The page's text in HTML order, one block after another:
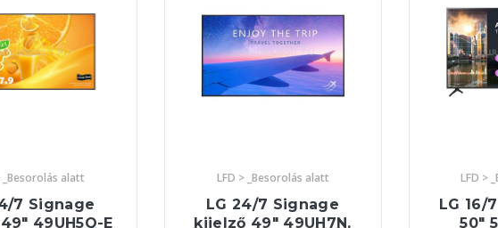
_Besorolás alatt
7 Signage
49UH5Q-E
LFD > _Besorolás alatt
LG 24/7 Signage
kijelző 49" 49UH7N,
LFD >
LG 16/
50"